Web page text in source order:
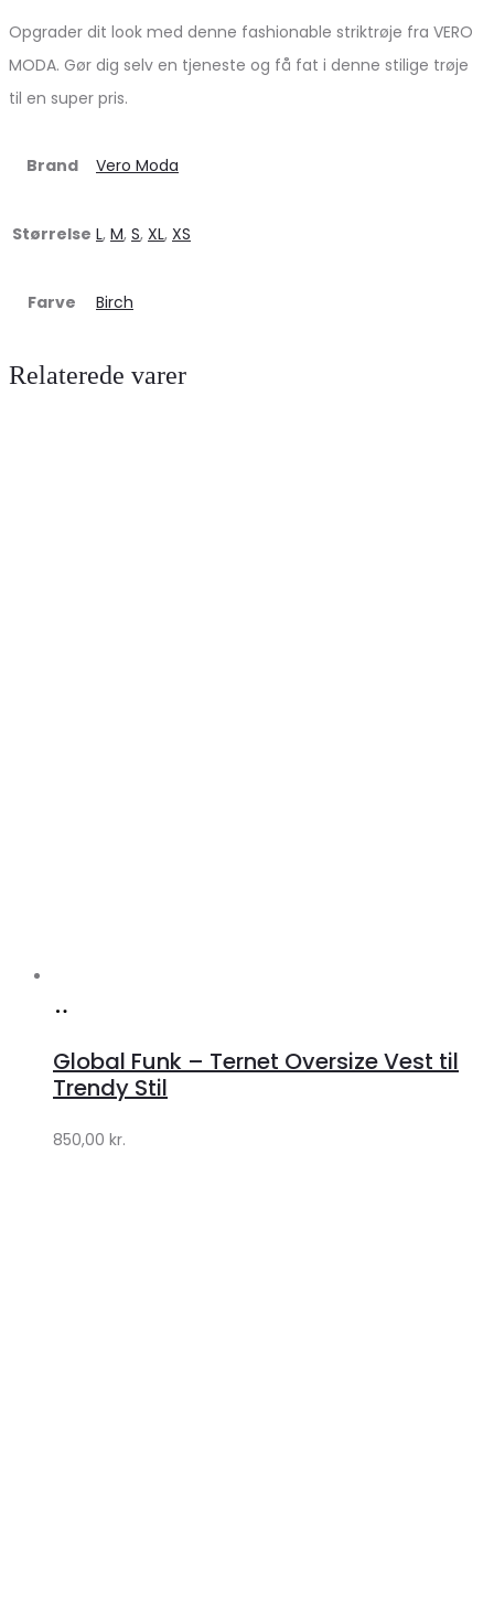
Opgrader dit look med denne fashionable striktrøje fra VERO
MODA. Gør dig selv en tjeneste og få fat i denne stilige trøje
til en super pris.
Brand Vero Moda
Størrelse L, M, S, XL, XS
Farve Birch
Relaterede varer
Lykke
Lykke
Global Funk – Ternet Oversize Vest til
Trendy Stil
850,00 kr.